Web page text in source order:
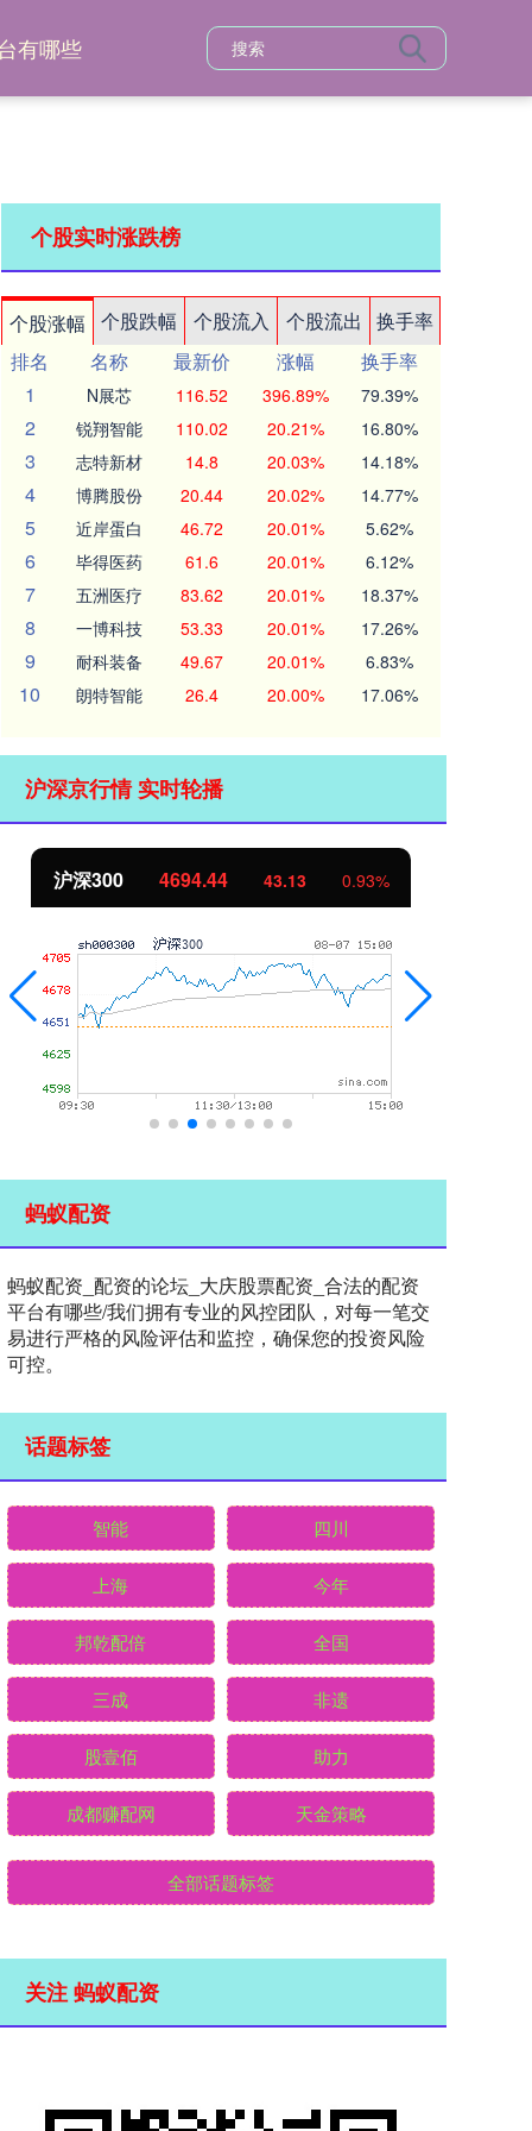
有哪些
个股实时涨跌榜
个股涨幅 个股跌幅 个股流入 个股流出
换手率
排名
名称 最新价 涨幅
换手率
1
N展芯 116.52 396.89% 79.39%
2 锐翔智能 110.02 20.21% 16.80%
3 志特新材 14.8 20.03% 14.18%
4 博腾股份 20.44 20.02% 14.77%
5 近岸蛋白 46.72 20.01% 5.62%
6 毕得医药 61.6 20.01% 6.12%
7 五洲医疗 83.62 20.01% 18.37%
8 一博科技 53.33 20.01% 17.26%
9 耐科装备 49.67 20.01% 6.83%
10 朗特智能 26.4 20.00% 17.06%
沪深京行情 实时轮播
沪深300 4694.44 43.13 0.93%
蚂蚁配资
蚂蚁配资_配资的论坛_大庆股票配资_合法的配资
平台有哪些/我们拥有专业的风控团队，对每一笔交
易进行严格的风险评估和监控，确保您的投资风险
可控。
话题标签
智能 四川
上海 今年
邦乾配倍 全国
三成 非遗
股壹佰 助力
成都赚配网 天金策略
全部话题标签
关注 蚂蚁配资